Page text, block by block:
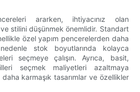
ararken, ihtiyacınız olan
stilini düşünmek önemlidir. Standart
özel yapım pencerelerden daha
stok boyutlarında kolayca
seçmeye çalışın. Ayrıca, basit,
seçmek maliyetleri azaltmaya
daha karmaşık tasarımlar ve özellikler